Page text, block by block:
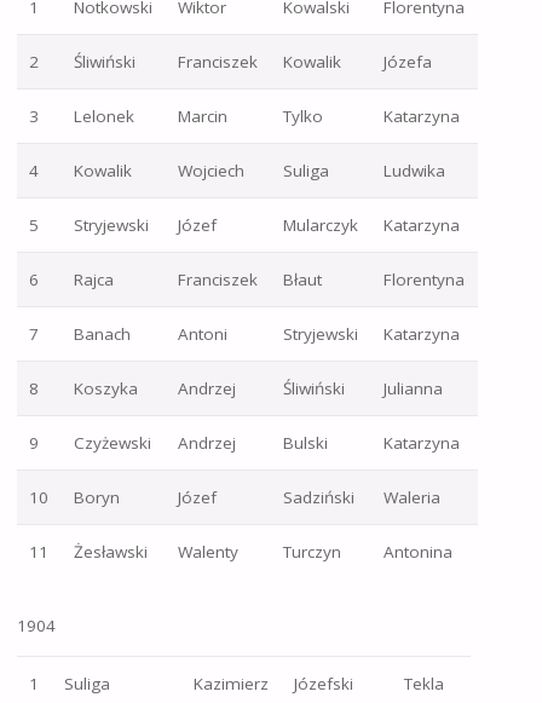
1 Notkowski Wiktor Kowalski Florentyna
2 Śliwiński Franciszek Kowalik Józefa
3 Lelonek Marcin Tylko Katarzyna
4 Kowalik Wojciech Suliga Ludwika
5 Stryjewski Józef Mularczyk Katarzyna
6 Rajca Franciszek Błaut Florentyna
7 Banach Antoni Stryjewski Katarzyna
8 Koszyka Andrzej Śliwiński Julianna
9 Czyżewski Andrzej Bulski Katarzyna
10 Boryn Józef Sadziński Waleria
11 Żesławski Walenty Turczyn Antonina
1904
1 Suliga Kazimierz Józefski Tekla